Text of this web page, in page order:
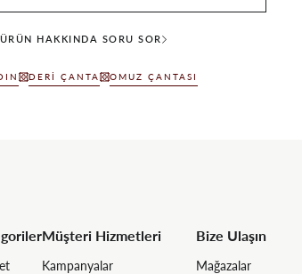
ÜRÜN HAKKINDA SORU SOR
DERI ÇANTA OMUZ ÇANTASI
Müşteri Hizmetleri
Kampanyalar
Bize Ulaşın
Mağazalar